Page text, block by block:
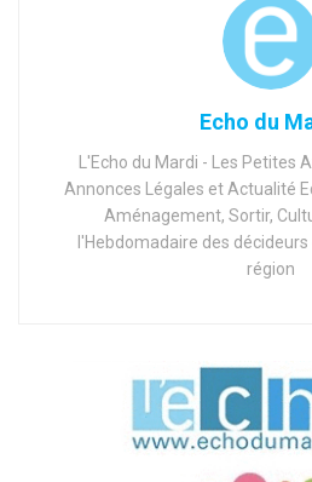
Echo du
L'Echo du Mardi - Les Petites
Annonces Légales et Actualité
Aménagement, Sortir,
l'Hebdomadaire des
région